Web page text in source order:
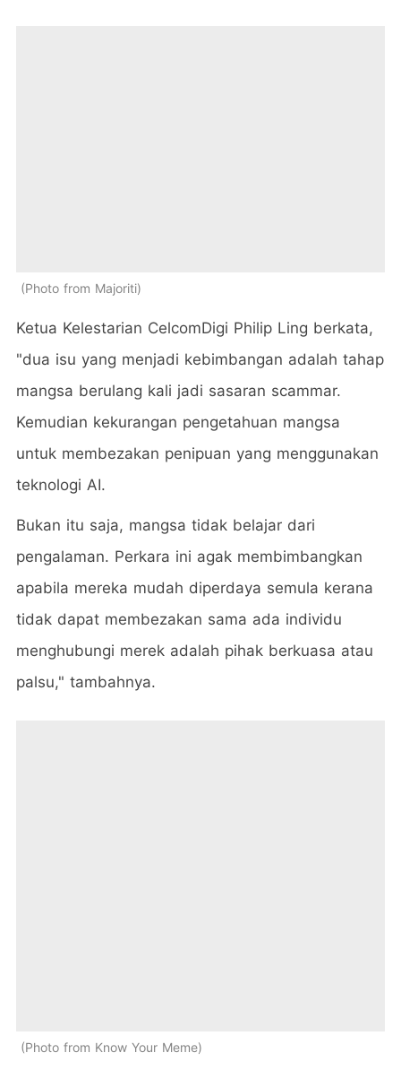
Photo from Majoriti
Ketua Kelestarian CelcomDigi Philip Ling berkata,
"dua isu yang menjadi kebimbangan adalah tahap
mangsa berulang kali jadi sasaran scammar.
Kemudian kekurangan pengetahuan mangsa
untuk membezakan penipuan yang menggunakan
teknologi AI.
Bukan itu saja, mangsa tidak belajar dari
pengalaman. Perkara ini agak membimbangkan
apabila mereka mudah diperdaya semula kerana
tidak dapat membezakan sama ada individu
menghubungi merek adalah pihak berkuasa atau
palsu," tambahnya.
Photo from Know Your Meme